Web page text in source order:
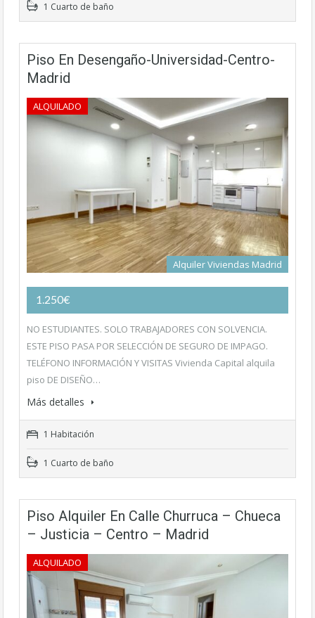
1 Cuarto de baño
Piso En Desengaño-Universidad-Centro-
Madrid
ALQUILADO
Alquiler Viviendas Madrid
1.250€
NO ESTUDIANTES. SOLO TRABAJADORES CON SOLVENCIA.
ESTE PISO PASA POR SELECCIÓN DE SEGURO DE IMPAGO.
TELÉFONO INFORMACIÓN Y VISITAS Vivienda Capital alquila
piso DE DISEÑO…
Más detalles
1 Habitación
1 Cuarto de baño
Piso Alquiler En Calle Churruca – Chueca
– Justicia – Centro – Madrid
ALQUILADO